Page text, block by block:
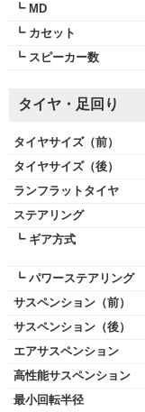
┗ MD
┗ カセット
┗ スピーカー数
タイヤ・足回り
タイヤサイズ（前）
タイヤサイズ（後）
ランフラットタイヤ
ステアリング
┗ ギア方式
┗ パワーステアリング
サスペンション（前）
サスペンション（後）
エアサスペンション
高性能サスペンション
最小回転半径